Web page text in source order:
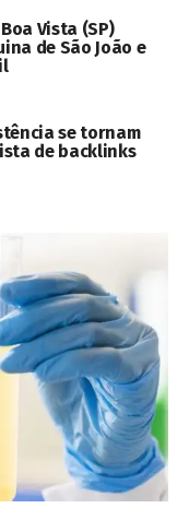
Vista (SP)
de São João e
se tornam
de backlinks